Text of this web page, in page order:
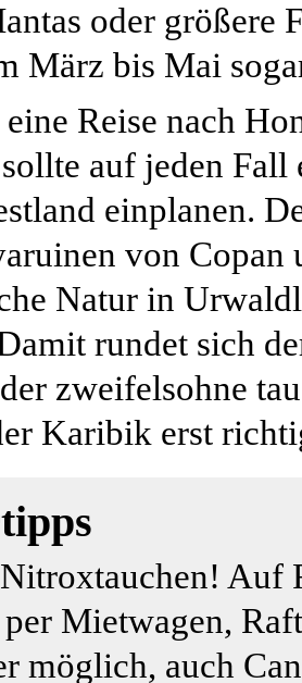
oder größere
März bis Mai
Reise nach
auf jeden Fall
einplanen.
von Copan
Natur in
rundet sich
zweifelsohne
Karibik erst
Auf
Mietwagen,
möglich, auch